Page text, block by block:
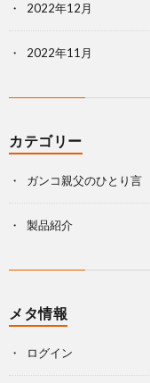
2022年12月
2022年11月
カテゴリー
ガンコ親父のひとり言
製品紹介
メタ情報
ログイン